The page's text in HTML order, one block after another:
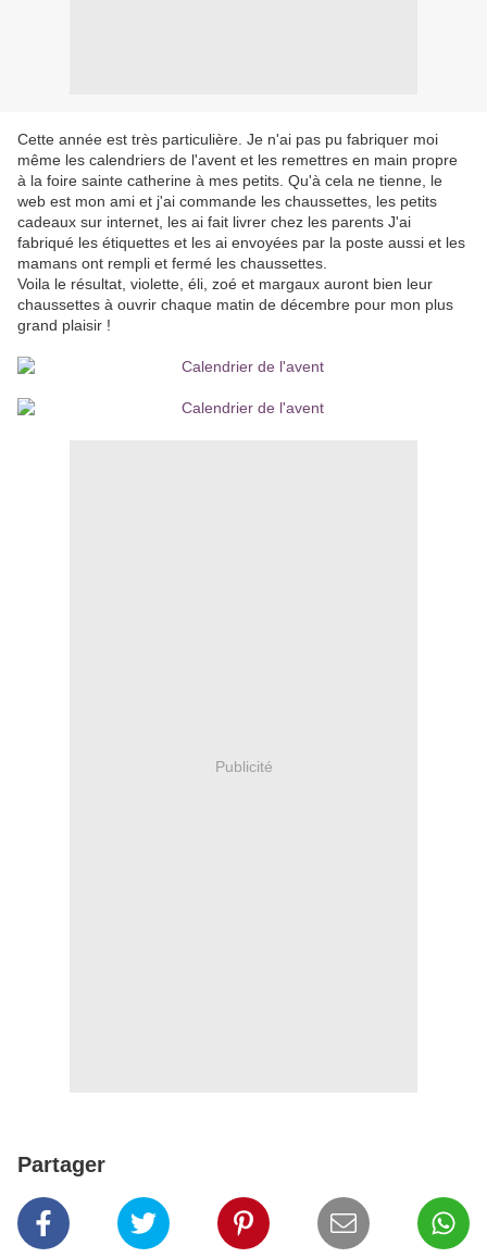
Cette année est très particulière. Je n'ai pas pu fabriquer moi
même les calendriers de l'avent et les remettres en main propre
à la foire sainte catherine à mes petits. Qu'à cela ne tienne, le
web est mon ami et j'ai commande les chaussettes, les petits
cadeaux sur internet, les ai fait livrer chez les parents J'ai
fabriqué les étiquettes et les ai envoyées par la poste aussi et les
mamans ont rempli et fermé les chaussettes.
Voila le résultat, violette, éli, zoé et margaux auront bien leur
chaussettes à ouvrir chaque matin de décembre pour mon plus
grand plaisir !
Publicité
Partager